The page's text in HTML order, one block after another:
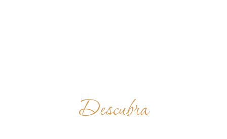
Descubra